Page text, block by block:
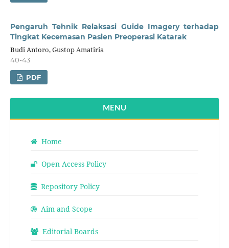
Pengaruh Tehnik Relaksasi Guide Imagery terhadap
Tingkat Kecemasan Pasien Preoperasi Katarak
Budi Antoro, Gustop Amatiria
40-43
PDF
MENU
Home
Open Access Policy
Repository Policy
Aim and Scope
Editorial Boards